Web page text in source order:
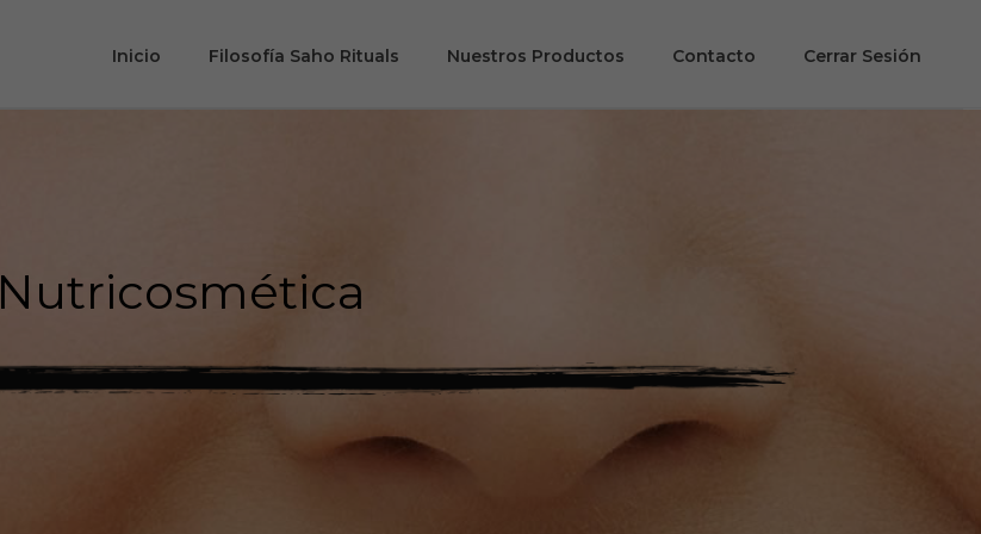
Inicio Filosofía Saho Rituals Nuestros Productos Contacto Cerrar Sesión
Nutricosmética